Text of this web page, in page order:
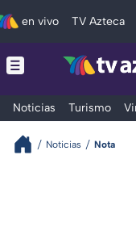
en vivo TV Azteca
Noticias Turismo
Noticias Nota